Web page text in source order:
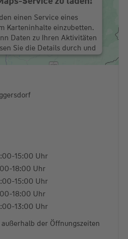
einen Service eines
Karteninhalte einzubetten.
Daten zu Ihren Aktivitäten
Sie die Details durch und
des Service zu, um
Karte anzuzeigen.
15:00 Uhr
18:00 Uhr
15:00 Uhr
18:00 Uhr
13:00 Uhr
der Öffnungszeiten